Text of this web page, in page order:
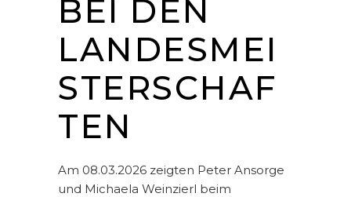
BEI DEN
LANDESMEI
STERSCHAF
TEN
Am 08.03.2026 zeigten Peter Ansorge
und Michaela Weinzierl beim